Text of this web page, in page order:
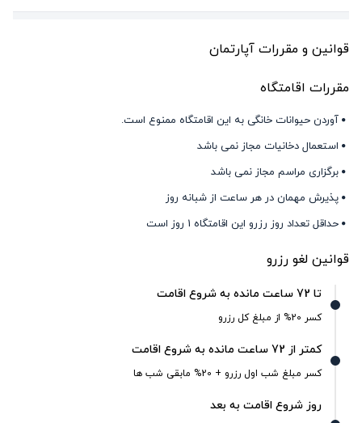
قوانین و مقررات آپارتمان
مقررات اقامتگاه
آوردن حیوانات خانگی به این اقامتگاه ممنوع است.
استعمال دخانیات مجاز نمی باشد
برگزاری مراسم مجاز نمی باشد
پذیرش مهمان در هر ساعت از شبانه روز
حداقل تعداد روز رزرو این اقامتگاه 1 روز است
قوانین لغو رزرو
تا 72 ساعت مانده به شروع اقامت
کسر 20% از مبلغ کل رزرو
کمتر از 72 ساعت مانده به شروع اقامت
کسر مبلغ شب اول رزرو + 20% مابقی شب ها
روز شروع اقامت به بعد